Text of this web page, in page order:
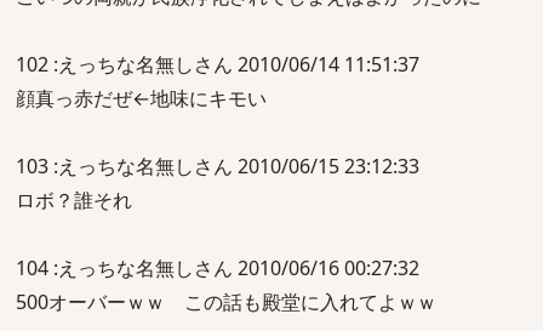
102 :えっちな名無しさん 2010/06/14 11:51:37
顔真っ赤だぜ←地味にキモい
103 :えっちな名無しさん 2010/06/15 23:12:33
ロボ？誰それ
104 :えっちな名無しさん 2010/06/16 00:27:32
500オーバーｗｗ この話も殿堂に入れてよｗｗ